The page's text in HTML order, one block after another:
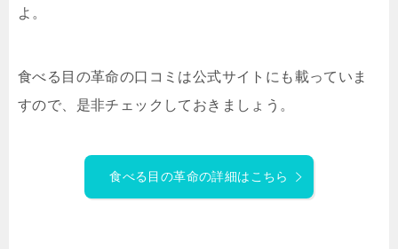
よ。
食べる目の革命の口コミは公式サイトにも載っていま
すので、是非チェックしておきましょう。
食べる目の革命の詳細はこちら